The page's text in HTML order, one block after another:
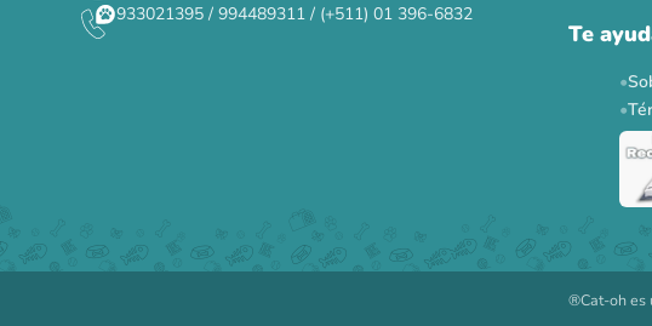
CAT WEEK · 4 AL 8 DE AGOSTO
Solo por esta semana.
Applaws 15% Bravery 15% Hill's 15% Tiki Cat 5+1
933021395 / 994489311 / (+511) 01 396-6832
Te
®Cat-oh es